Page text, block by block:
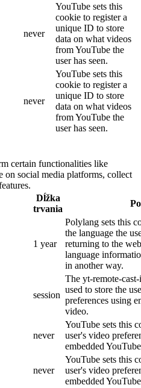
never
YouTube sets this
cookie to register a
unique ID to store
data on what videos
from YouTube the
user has seen.
never
YouTube sets this
cookie to register a
unique ID to store
data on what videos
from YouTube the
user has seen.
certain functionalities like
on social media platforms, collect
Dĺžka
trvania
1 year
Polylang sets this
the language the
returning to the
language
in another way.
session
The yt-remote-
used to store the
preferences using
video.
never
YouTube sets this
user's video
embedded
never
YouTube sets this
user's video
embedded